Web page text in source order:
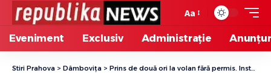
Aa
Eveniment Exclusiv Administrație
Stiri Prahova > Dâmbovița > Prins de două ori la volan fără permis. Instanța a dispus control judiciar